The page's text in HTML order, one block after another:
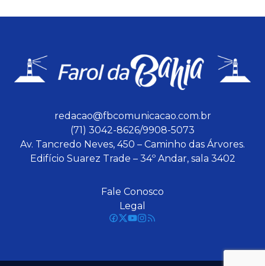
redacao@fbcomunicacao.com.br
(71) 3042-8626/9908-5073
Av. Tancredo Neves, 450 – Caminho das Árvores.
Edifício Suarez Trade – 34º Andar, sala 3402
Fale Conosco
Legal